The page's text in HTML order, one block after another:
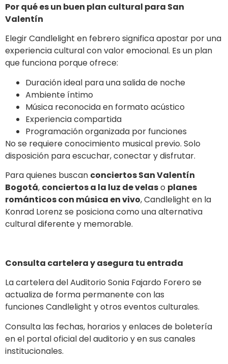
Por qué es un buen plan cultural para San
Valentín
Elegir Candlelight en febrero significa apostar por una
experiencia cultural con valor emocional. Es un plan
que funciona porque ofrece:
Duración ideal para una salida de noche
Ambiente íntimo
Música reconocida en formato acústico
Experiencia compartida
Programación organizada por funciones
No se requiere conocimiento musical previo. Solo
disposición para escuchar, conectar y disfrutar.
Para quienes buscan conciertos San Valentín
Bogotá, conciertos a la luz de velaso planes
románticos con música en vivo, Candlelight en la
Konrad Lorenz se posiciona como una alternativa
cultural diferente y memorable.
Consulta cartelera y asegura tu entrada
La cartelera del Auditorio Sonia Fajardo Forero se
actualiza de forma permanente con las
funciones Candlelight y otros eventos culturales.
Consulta las fechas, horarios y enlaces de boletería
en el portal oficial del auditorio y en sus canales
institucionales.